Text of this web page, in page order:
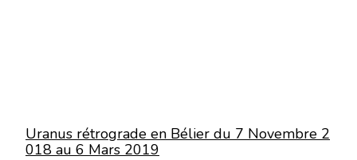
Uranus rétrograde en Bélier du 7 Novembre 2
018 au 6 Mars 2019